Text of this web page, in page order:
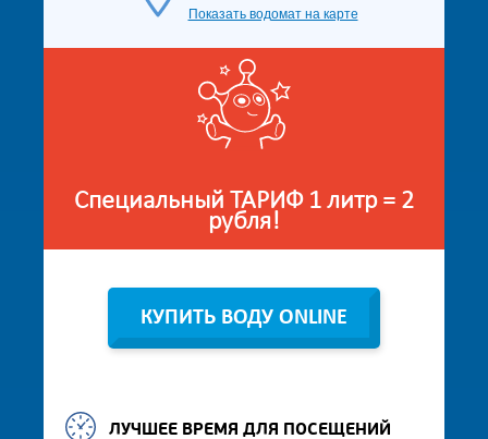
Показать водомат на карте
Специальный ТАРИФ 1 литр = 2
рубля!
КУПИТЬ ВОДУ ONLINE
ЛУЧШЕЕ ВРЕМЯ ДЛЯ ПОСЕЩЕНИЙ